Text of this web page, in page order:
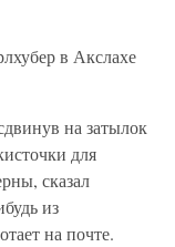
в Акслахе
на затылок
для
сказал
из
на почте.